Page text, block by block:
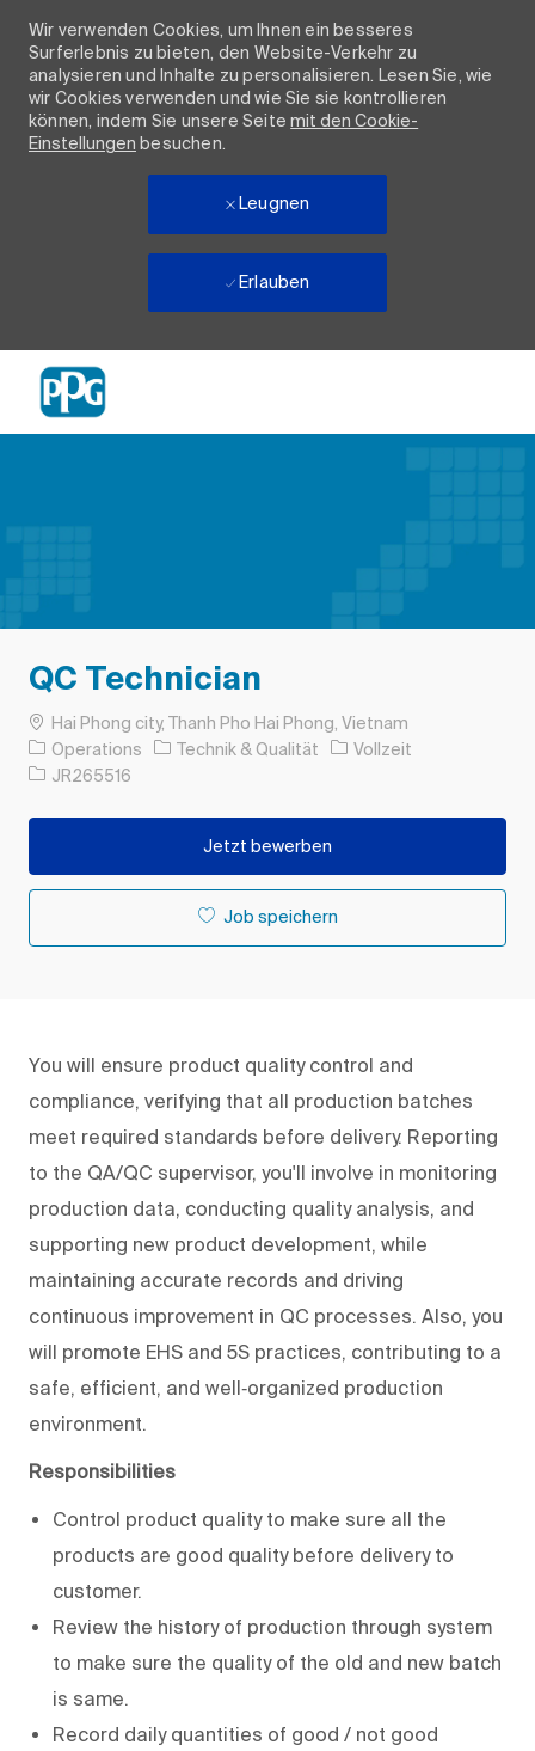
Wir verwenden Cookies, um Ihnen ein besseres
Surferlebnis zu bieten, den Website-Verkehr zu
analysieren und Inhalte zu personalisieren. Lesen Sie, wie
wir Cookies verwenden und wie Sie sie kontrollieren
können, indem Sie unsere Seitemit den Cookie-
Einstellungen besuchen.
Leugnen
Erlauben
QC Technician
OrtHai Phong city, Thanh Pho Hai Phong, Vietnam
Operations
Kategorie
Technik & Qualität Auftragstyp
Vollzeit
Auftrags-ID
JR265516
Jetzt bewerben
Job speichern
You will ensure product quality control and
compliance, verifying that all production batches
meet required standards before delivery. Reporting
to the QA/QC supervisor, you'll involve in monitoring
production data, conducting quality analysis, and
supporting new product development, while
maintaining accurate records and driving
continuous improvement in QC processes. Also, you
will promote EHS and 5S practices, contributing to a
safe, efficient, and well‑organized production
environment.
Responsibilities
Control product quality to make sure all the
products are good quality before delivery to
customer.
Review the history of production through system
to make sure the quality of the old and new batch
is same.
Record daily quantities of good / not good